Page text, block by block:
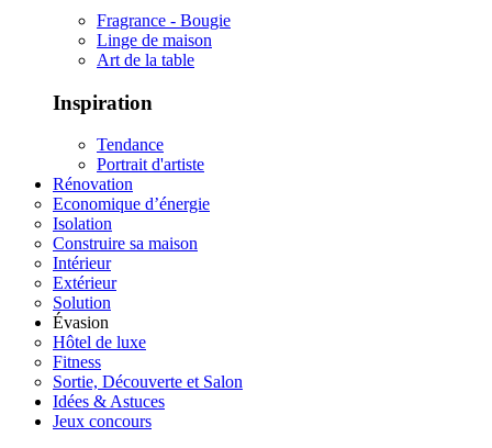
Fragrance - Bougie
Linge de maison
Art de la table
Inspiration
Tendance
Portrait d'artiste
Rénovation
Economique d’énergie
Isolation
Construire sa maison
Intérieur
Extérieur
Solution
Évasion
Hôtel de luxe
Fitness
Sortie, Découverte et Salon
Idées & Astuces
Jeux concours